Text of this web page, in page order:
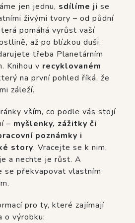
jen jednu, sdílíme ji se
živými tvory – od půdní
pomáhá vyrůst vaší
až po blízkou duši,
třeba Planetárním
Knihou v recyklovaném
na první pohled říká, že
záleží.
vším, co podle vás stojí
– myšlenky, zážitky či
poznámky i
story. Vracejte se k nim,
a nechte je růst. A
se překvapovat vlastním
pro ty, které zajímají
o výrobku: